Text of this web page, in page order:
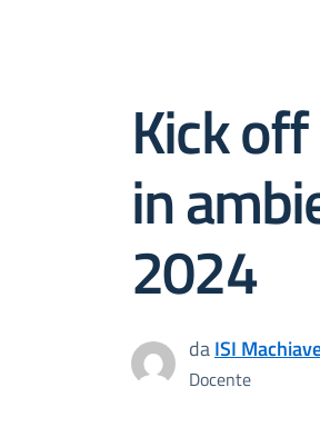
Kick
in
2024
daISI
Docente